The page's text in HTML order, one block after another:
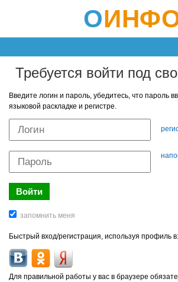
О
Требуется войти под
Введите логин и пароль, убедитесь, что пароль
языковой раскладке и регистре.
Быстрый вход/регистрация, используя профиль в:
Для правильной работы у вас в браузере